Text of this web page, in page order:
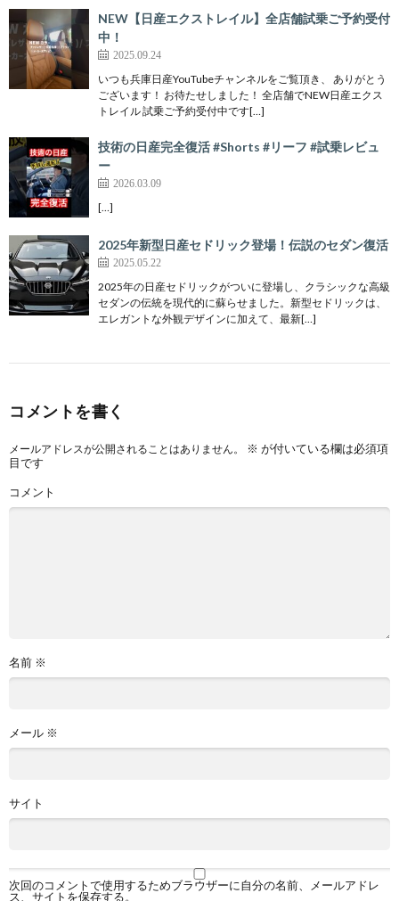
NEW【日産エクストレイル】全店舗試乗ご予約受付
中！
2025.09.24
いつも兵庫日産YouTubeチャンネルをご覧頂き、 ありがとう
ございます！ お待たせしました！ 全店舗でNEW日産エクス
トレイル 試乗ご予約受付中です[…]
技術の日産完全復活 #Shorts #リーフ #試乗レビュ
ー
2026.03.09
[…]
2025年新型日産セドリック登場！伝説のセダン復活
2025.05.22
2025年の日産セドリックがついに登場し、クラシックな高級
セダンの伝統を現代的に蘇らせました。新型セドリックは、
エレガントな外観デザインに加えて、最新[…]
コメントを書く
メールアドレスが公開されることはありません。 ※ が付いている欄は必須項
目です
コメント
名前 ※
メール ※
サイト
次回のコメントで使用するためブラウザーに自分の名前、メールアドレ
ス、サイトを保存する。